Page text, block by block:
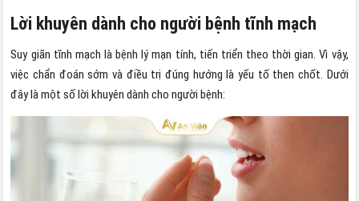
Lời khuyên dành cho người bệnh tĩnh mạch
Suy giãn tĩnh mạch là bệnh lý mạn tính, tiến triển theo thời gian. Vì vậy,
việc chẩn đoán sớm và điều trị đúng hướng là yếu tố then chốt. Dưới
đây là một số lời khuyên dành cho người bệnh: